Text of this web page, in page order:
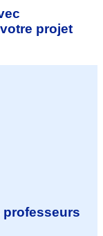
projet
professeurs